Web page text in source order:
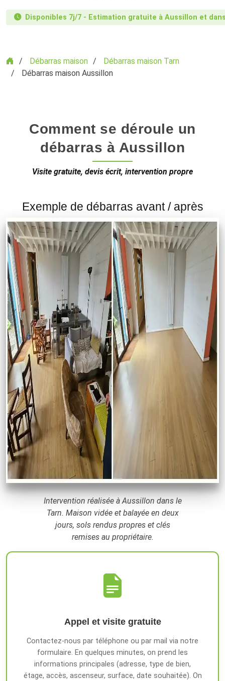
Disponibles 7j/7 - Estimation gratuite à Aussillon et
AccueilDébarras maison
Débarras maison Tarn
Débarras maison Aussillon
Comment se déroule un
débarras à Aussillon
Visite gratuite, devis écrit, intervention propre
Exemple de débarras avant / après
Intervention réalisée à Aussillon dans le
Tarn. Maison vidée et balayée en deux
jours, sols rendus propres et clés
remises au propriétaire.
Appel et visite gratuite
Contactez-nous par téléphone ou par mail via notre
formulaire. En quelques minutes, on prend les
informations principales (adresse, type de bien,
étage, accès, ascenseur, surface, date souhaitée). On